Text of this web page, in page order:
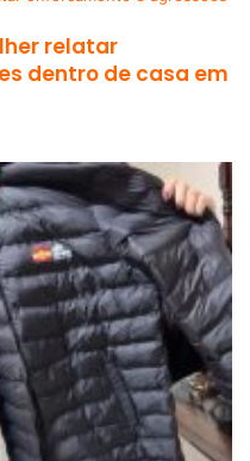
relatar
dentro de casa em